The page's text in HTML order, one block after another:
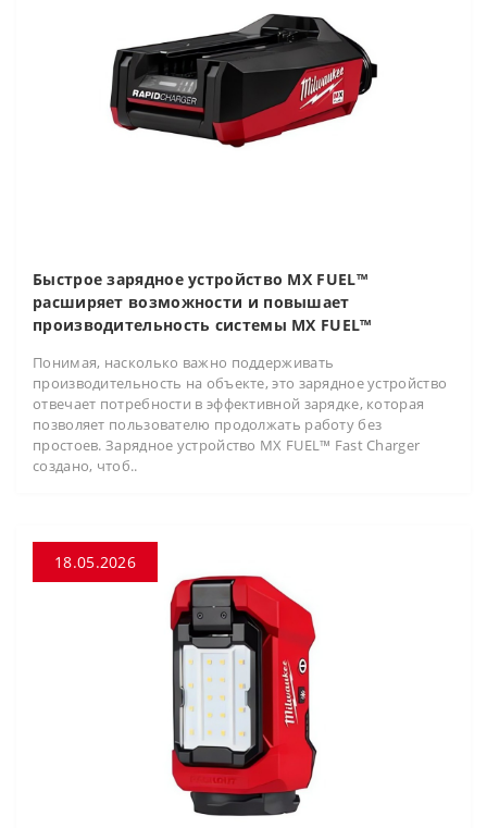
Быстрое зарядное устройство MX FUEL™
расширяет возможности и повышает
производительность системы MX FUEL™
Понимая, насколько важно поддерживать
производительность на объекте, это зарядное устройство
отвечает потребности в эффективной зарядке, которая
позволяет пользователю продолжать работу без
простоев. Зарядное устройство MX FUEL™ Fast Charger
создано, чтоб..
18.05.2026